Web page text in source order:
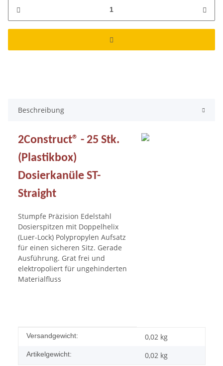
Beschreibung
2Construct® - 25 Stk.
(Plastikbox)
Dosierkanüle ST-
Straight
Stumpfe Präzision Edelstahl
Dosierspitzen mit Doppelhelix
(Luer-Lock) Polypropylen Aufsatz
für einen sicheren Sitz. Gerade
Ausführung. Grat frei und
elektropoliert für ungehinderten
Materialfluss
Produkteigenschaft
Wert
Versandgewicht: 0,02 kg
Artikelgewicht: 0,02 kg